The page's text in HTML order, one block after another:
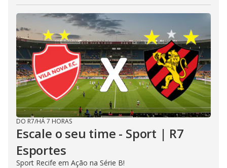
DO R7/HÁ 7 HORAS
Escale o seu time - Sport | R7
Esportes
Sport Recife em Ação na Série B!